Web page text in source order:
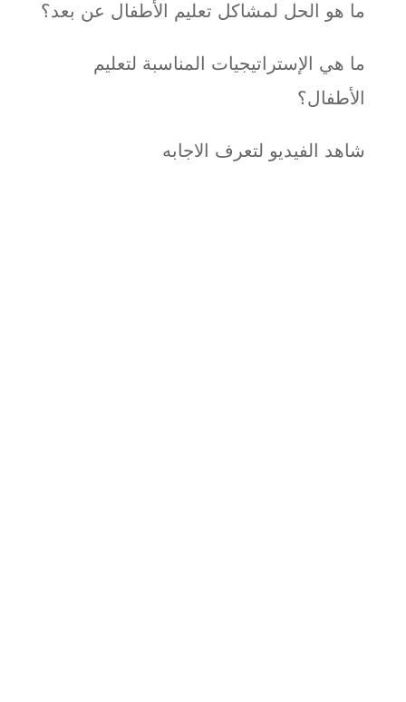
ما هو الحل لمشاكل تعليم الأطفال عن بعد؟
ما هي الإستراتيجيات المناسبة لتعليم
الأطفال؟
شاهد الفيديو لتعرف الاجابه